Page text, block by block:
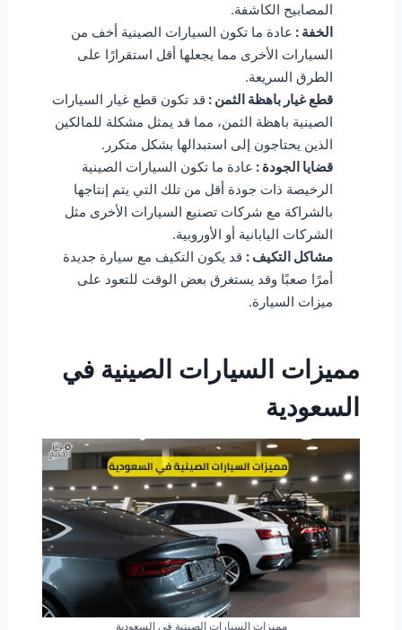
المصابيح الكاشفة.
الخفة : عادة ما تكون السيارات الصينية أخف من
السيارات الأخرى مما يجعلها أقل استقرارًا على
الطرق السريعة.
قطع غيار باهظة الثمن : قد تكون قطع غيار السيارات
الصينية باهظة الثمن، مما قد يمثل مشكلة للمالكين
الذين يحتاجون إلى استبدالها بشكل متكرر.
قضايا الجودة : عادة ما تكون السيارات الصينية
الرخيصة ذات جودة أقل من تلك التي يتم إنتاجها
بالشراكة مع شركات تصنيع السيارات الأخرى مثل
الشركات اليابانية أو الأوروبية.
مشاكل التكيف : قد يكون التكيف مع سيارة جديدة
أمرًا صعبًا وقد يستغرق بعض الوقت للتعود على
ميزات السيارة.
مميزات السيارات الصينية في
السعودية
مميزات السيارات الصينية في السعودية